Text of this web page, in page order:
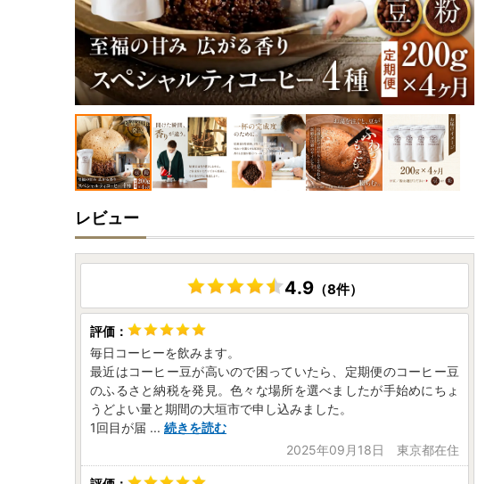
レビュー
4.9（8件）
毎日コーヒーを飲みます。
最近はコーヒー豆が高いので困っていたら、定期便のコーヒー豆
のふるさと納税を発見。色々な場所を選べましたが手始めにちょ
うどよい量と期間の大垣市で申し込みました。
1回目が届 ... 続きを読む
2025年09月18日 東京都在住